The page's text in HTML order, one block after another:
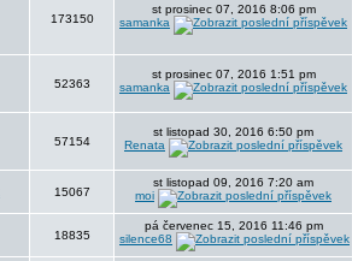
173150
st prosinec 07, 2016 8:06 pm
samanka
52363
st prosinec 07, 2016 1:51 pm
samanka
57154
st listopad 30, 2016 6:50 pm
Renata
15067
st listopad 09, 2016 7:20 am
moi
18835
pá červenec 15, 2016 11:46 pm
silence68